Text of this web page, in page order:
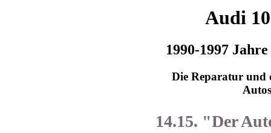
Audi
1990-1997
Die Reparatur und
Autos
14.15. "Der